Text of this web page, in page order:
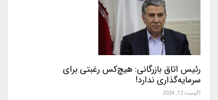
رئیس اتاق بازرگانی: هیچ‌کس رغبتی برای
سرمایه‌گذاری ندارد!
آگوست 12, 2024